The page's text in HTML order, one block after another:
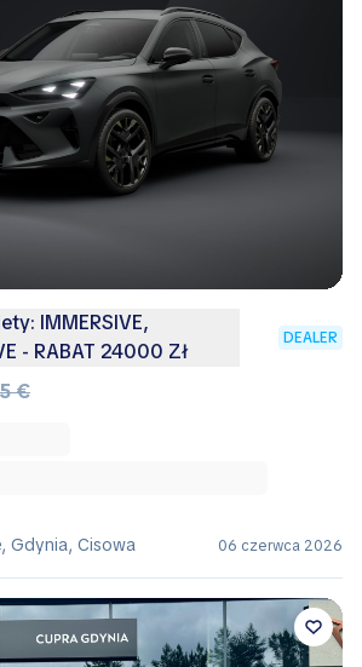
IMMERSIVE,
- RABAT 24000 Zł
DEALER
€
Gdynia, Cisowa
06 czerwca 2026